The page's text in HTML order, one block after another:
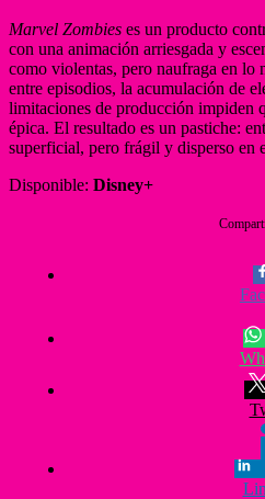
Marvel Zombies es un producto
con una animación arriesgada y
como violentas, pero naufraga en lo
entre episodios, la acumulación de
limitaciones de producción impiden
épica. El resultado es un pastiche:
superficial, pero frágil y disperso en
Disponible: Disney+